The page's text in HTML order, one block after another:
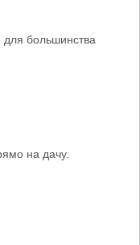
большинства
на дачу.